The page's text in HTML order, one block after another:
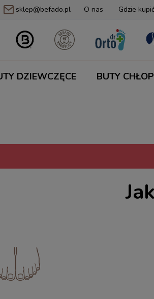
sklep@befado.pl O nas Gdzie
DZIEWCZĘCE BUTY